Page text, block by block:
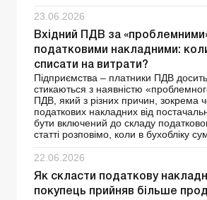
23.06.2026
Вхідний ПДВ за
податковими накладними:
списати на витрати?
Підприємства – платники ПДВ
стикаються з наявністю
ПДВ, який з різних причин, зокрема
податкових накладних від
бути включений до складу
статті розповімо, коли в бухобліку
22.06.2026
Як скласти податкову
покупець прийняв більше